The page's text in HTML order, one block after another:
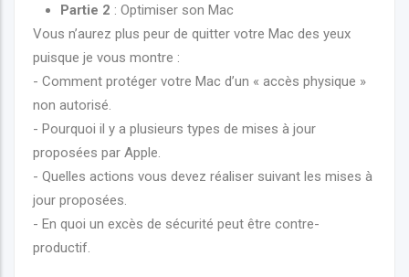
Partie 2 : Optimiser son Mac
Vous n’aurez plus peur de quitter votre Mac des yeux
puisque je vous montre :
- Comment protéger votre Mac d’un « accès physique »
non autorisé.
- Pourquoi il y a plusieurs types de mises à jour
proposées par Apple.
- Quelles actions vous devez réaliser suivant les mises à
jour proposées.
- En quoi un excès de sécurité peut être contre-
productif.